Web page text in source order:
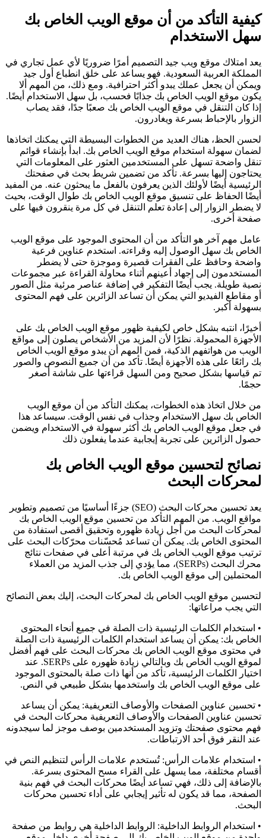
كيفية التأكد من أن موقع الويب الخاص بك
سهل الاستخدام
يعد امتلاك موقع ويب جيد التصميم أمرًا ضروريًا لأي عمل تجاري في
المملكة العربية السعودية. فهو يساعد على خلق انطباع أول جيد
ويمكن أن يجعل عملك يبدو أكثر احترافية. ومع ذلك، من المهم ألا
يكون موقع الويب الخاص بك جذابًا فحسب، بل سهل الاستخدام أيضًا.
إذا كان التنقل في موقع الويب الخاص بك صعبًا جدًا، فقد يصاب
الزوار بالإحباط بسرعة ويغادرون.
لحسن الحظ، هناك العديد من الخطوات البسيطة التي يمكنك اتخاذها
لضمان سهولة استخدام موقع الويب الخاص بك. ابدأ بإنشاء قوائم
تنقل واضحة تسهل على المستخدمين العثور على المعلومات التي
يحتاجون إليها بسرعة. تأكد من تضمين شريط بحث في صفحتك
الرئيسية أيضًا لأولئك الذين يعرفون بالفعل ما يبحثون عنه. من المفيد
أيضًا الحفاظ على تنسيق موقع الويب الخاص بك طوال الوقت، بحيث
لا يضطر الزوار إلى إعادة تعلم التنقل في كل مرة ينقرون فيها على
صفحة أخرى.
عامل مهم آخر هو التأكد من أن المحتوى الموجود على موقع الويب
الخاص بك سهل الوصول إليه وقراءته. استخدم عناوين فرعية
واضحة وحافظ على الفقرات قصيرة وموجزة حتى لا يضطر
المستخدمون إلى إجهاد أعينهم أثناء محاولة القراءة عبر مجموعات
نصية طويلة. يجب أيضًا التفكير في إضافة عناصر مرئية مثل الصور
أو مقاطع الفيديو التي يمكن أن تساعد الزائرين على فهم المحتوى
بسهولة أكبر.
أخيرًا، انتبه بشكل خاص لكيفية ظهور موقع الويب الخاص بك على
الأجهزة المحمولة. نظرًا لأن المزيد من الأشخاص يصلون إلى مواقع
الويب من هواتفهم الذكية، فمن المهم أن يبدو موقع الويب الخاص
بك رائعًا على هذه الأجهزة أيضًا. تأكد من أن جميع النصوص والصور
تم قياسها بشكل صحيح ومن السهل قراءتها على شاشة أصغر
حجمًا.
من خلال اتخاذ هذه الخطوات، يمكنك التأكد من أن موقع الويب
الخاص بك سهل الاستخدام وجذاب في نفس الوقت. سيساعد هذا
في جعل موقع الويب الخاص بك أكثر سهولة في الاستخدام ويضمن
حصول الزائرين على تجربة إيجابية عندما يفعلون ذلك
نصائح لتحسين موقع الويب الخاص بك
لمحركات البحث
يعد تحسين محركات البحث (SEO) جزءًا أساسيًا من تصميم وتطوير
مواقع الويب. من المهم التأكد من تحسين موقع الويب الخاص بك
لمحركات البحث من أجل زيادة ظهوره وتحقيق أقصى استفادة من
المحتوى الخاص بك. يمكن أن تساعد مُحسّنات محرّكات البحث على
ترتيب موقع الويب الخاص بك في مرتبة أعلى في صفحات نتائج
محرك البحث (SERPs)، مما يؤدي إلى جذب المزيد من العملاء
المحتملين إلى موقع الويب الخاص بك.
لتحسين موقع الويب الخاص بك لمحركات البحث، إليك بعض النصائح
التي يجب مراعاتها:
• استخدام الكلمات الرئيسية ذات الصلة في جميع أنحاء المحتوى
الخاص بك: يمكن أن يساعد استخدام الكلمات الرئيسية ذات الصلة
في محتوى موقع الويب الخاص بك محركات البحث على فهم أفضل
لموقع الويب الخاص بك وبالتالي زيادة ظهوره على SERPs. عند
اختيار الكلمات الرئيسية، تأكد من أنها ذات صلة بالمحتوى الموجود
على موقع الويب الخاص بك واستخدمها بشكل طبيعي في النص.
• تحسين عناوين الصفحات والأوصاف التعريفية: يمكن أن يساعد
تحسين عناوين الصفحات والأوصاف التعريفية محركات البحث في
فهم محتوى صفحتك وتزويد المستخدمين بوصف موجز لما سيجدونه
عند النقر فوق أحد الارتباطات.
• استخدام علامات الرأس: تُستخدم علامات الرأس لتنظيم النص في
أقسام مختلفة، مما يسهل على القراء مسح المحتوى بسرعة.
بالإضافة إلى ذلك، فهي تساعد أيضًا محركات البحث في فهم بنية
الصفحة، مما قد يكون له تأثير إيجابي على أداء تحسين محركات
البحث.
• استخدام الروابط الداخلية: الروابط الداخلية هي روابط من صفحة